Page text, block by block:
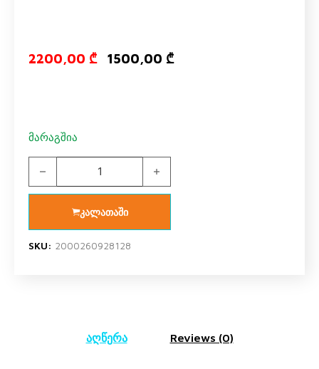
2200,00 ₾ Original
1500,00 ₾Current
მარაგშია
კარადა 2 კარებიანი საბავშვო ოთახი 'ერგო
კალათაში
SKU: 2000260928128
აღწერა Reviews (0)